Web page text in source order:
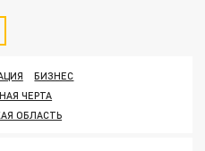
БИЗНЕС
ЧЕРТА
ОБЛАСТЬ